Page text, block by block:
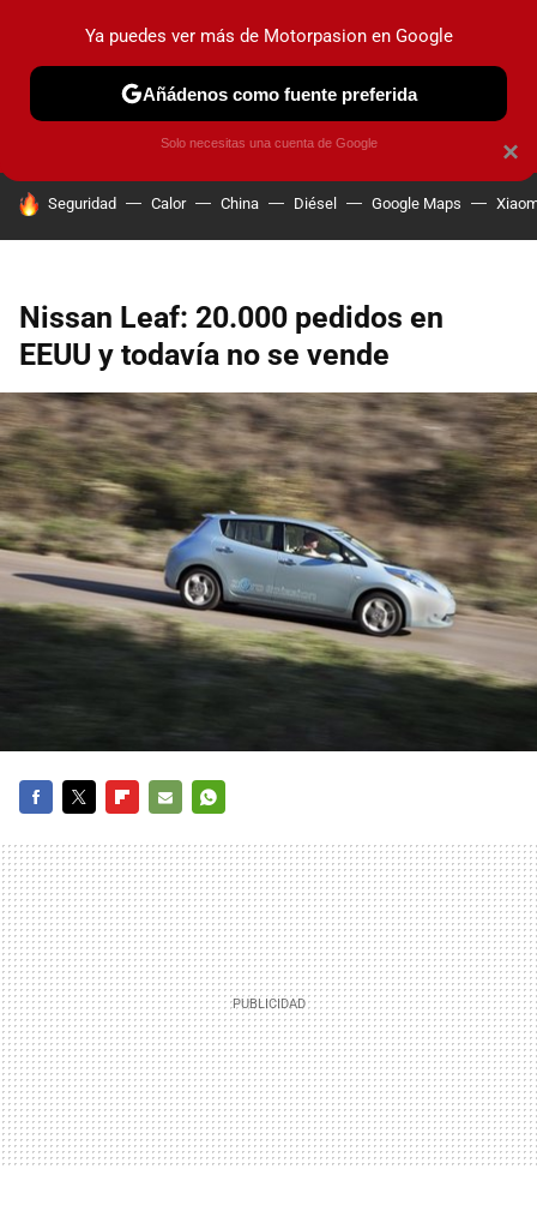
PRUEBAS COCHES ELÉCTRICOS OBSERVATORIO
HOY SE HABLA DE
Seguridad Calor China Diésel Google Maps
Nissan Leaf: 20.000 pedidos en
EEUU y todavía no se vende
MAIL
×
Ya puedes ver más de Motorpasion en Google
Añádenos como fuente preferida
Solo necesitas una cuenta de Google